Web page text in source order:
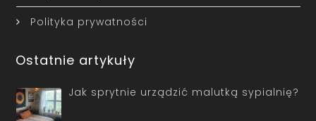
Polityka prywatności
Ostatnie artykuły
Jak sprytnie urządzić malutką sypialnię?